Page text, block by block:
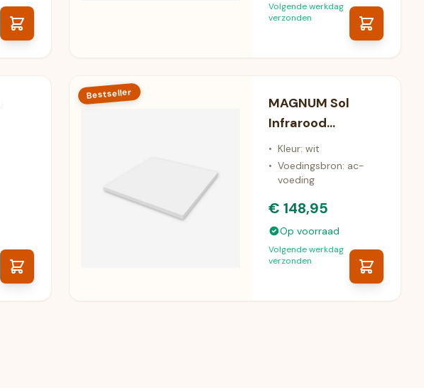
Volgende werkdag
verzonden
Bestseller
MAGNUM Sol
Infrarood
Plafondverwarmin
g (300 Watt)
• Kleur: wit
• Voedingsbron: ac-
voeding
€ 148,95
Op voorraad
Volgende werkdag
verzonden